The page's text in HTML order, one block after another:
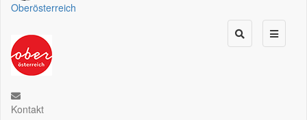
Oberösterreich
Kontakt